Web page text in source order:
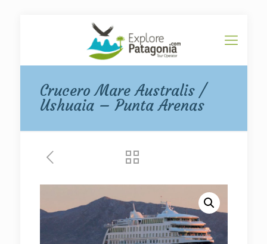
Crucero Mare Australis /
Ushuaia – Punta Arenas